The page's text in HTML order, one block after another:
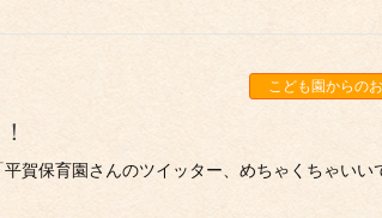
こども園からの
賀保育園さんのツイッター、めちゃくちゃいい